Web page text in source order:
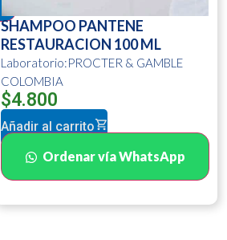
SHAMPOO PANTENE
RESTAURACION 100 ML
Laboratorio:PROCTER & GAMBLE
COLOMBIA
$4.800
Añadir al carrito
Ordenar vía WhatsApp